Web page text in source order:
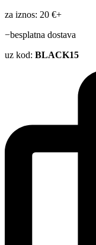
za iznos: 20 €+
−besplatna dostava
uz kod: BLACK15